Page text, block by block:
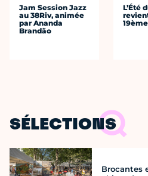
Jam Session Jazz
au 38Riv, animée
par Ananda
Brandão
L’Été
SÉLECTIONS
Brocantes